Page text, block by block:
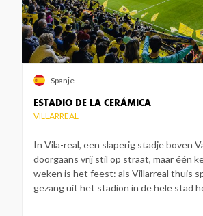
ESTADIO DE LA CERÁMICA
VILLARREAL
In Vila-real, een slaperig stadje boven
doorgaans vrij stil op straat, maar één
weken is het feest: als Villarreal thuis
gezang uit het stadion in de hele stad
Spanje